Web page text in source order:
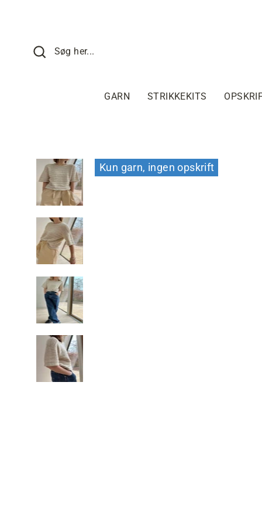
Søg her...
GARN STRIKKEKITS
Kun garn, ingen opskrift